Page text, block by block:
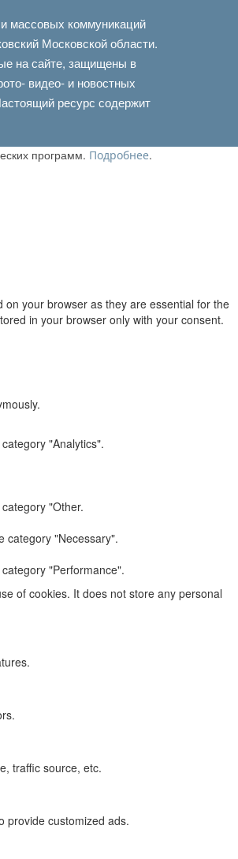
массовых коммуникаций
Московской области.
на сайте, защищены в
видео- и новостных
ресурс содержит
программ. Подробнее.
your browser as they are essential for the
in your browser only with your consent.
"Analytics".
"Other.
category "Necessary".
"Performance".
of cookies. It does not store any personal
traffic source, etc.
provide customized ads.